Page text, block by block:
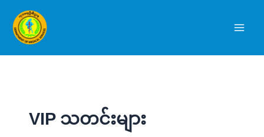
content
VIP သတင်းများ